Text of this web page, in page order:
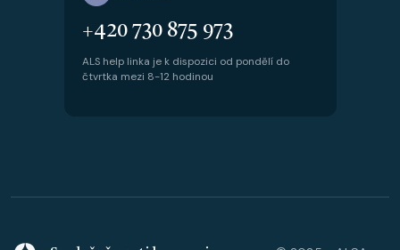
+420 730 875 973
ALS help linka je k dispozici od pondělí do
čtvrtka mezi 8-12 hodinou